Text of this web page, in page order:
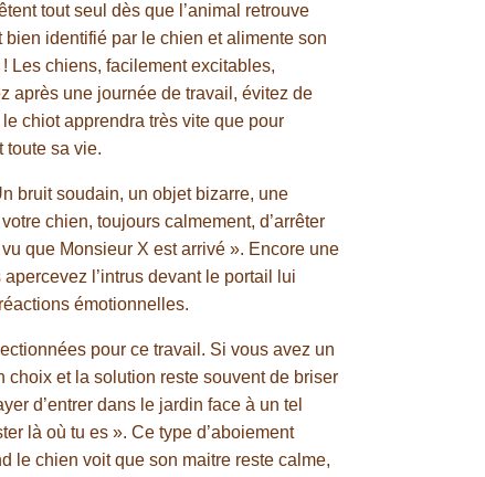
tout seul dès que l’animal retrouve
identifié par le chien et alimente son
Les chiens, facilement excitables,
après une journée de travail, évitez de
chiot apprendra très vite que pour
toute sa vie.
bruit soudain, un objet bizarre, une
chien, toujours calmement, d’arrêter
que Monsieur X est arrivé ». Encore une
l’intrus devant le portail lui
émotionnelles.
pour ce travail. Si vous avez un
choix et la solution reste souvent de briser
d’entrer dans le jardin face à un tel
là où tu es ». Ce type d’aboiement
le chien voit que son maitre reste calme,